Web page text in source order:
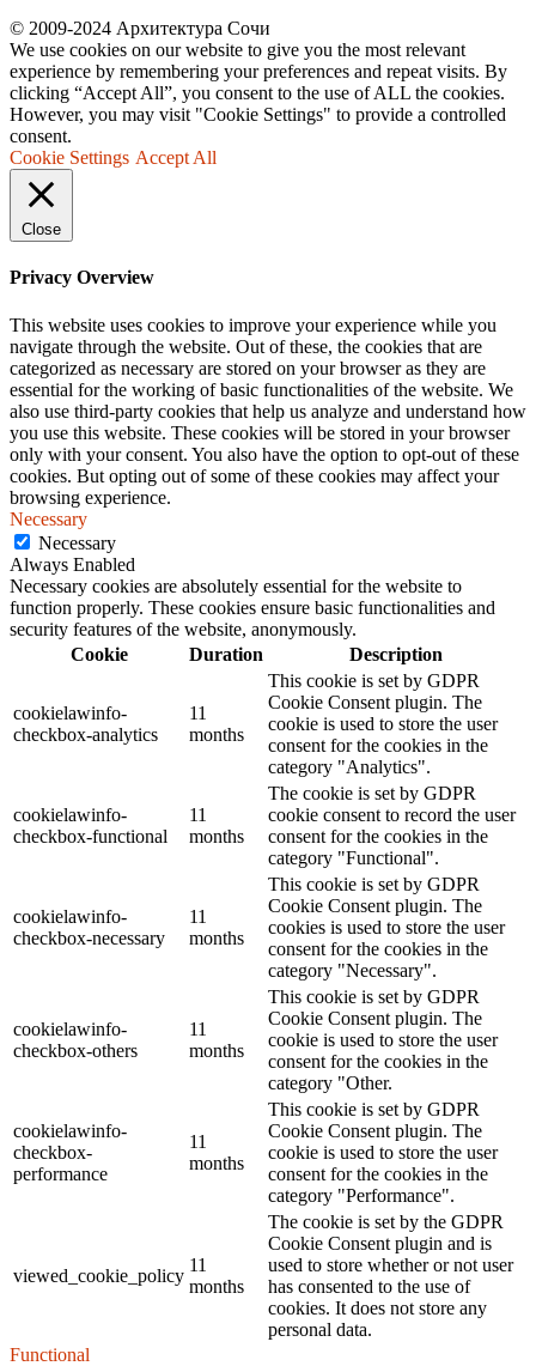
© 2009-2024 Архитектура Сочи
We use cookies on our website to give you the most relevant
experience by remembering your preferences and repeat visits. By
clicking “Accept All”, you consent to the use of ALL the cookies.
However, you may visit "Cookie Settings" to provide a controlled
consent.
Cookie Settings Accept All
Close
Privacy Overview
This website uses cookies to improve your experience while you
navigate through the website. Out of these, the cookies that are
categorized as necessary are stored on your browser as they are
essential for the working of basic functionalities of the website. We
also use third-party cookies that help us analyze and understand how
you use this website. These cookies will be stored in your browser
only with your consent. You also have the option to opt-out of these
cookies. But opting out of some of these cookies may affect your
browsing experience.
Necessary
Necessary
Always Enabled
Necessary cookies are absolutely essential for the website to
function properly. These cookies ensure basic functionalities and
security features of the website, anonymously.
Cookie
Duration Description
cookielawinfo-
checkbox-analytics
11
months
This cookie is set by GDPR
Cookie Consent plugin. The
cookie is used to store the user
consent for the cookies in the
category "Analytics".
cookielawinfo-
checkbox-functional
11
months
The cookie is set by GDPR
cookie consent to record the user
consent for the cookies in the
category "Functional".
cookielawinfo-
checkbox-necessary
11
months
This cookie is set by GDPR
Cookie Consent plugin. The
cookies is used to store the user
consent for the cookies in the
category "Necessary".
cookielawinfo-
checkbox-others
11
months
This cookie is set by GDPR
Cookie Consent plugin. The
cookie is used to store the user
consent for the cookies in the
category "Other.
cookielawinfo-
checkbox-
performance
11
months
This cookie is set by GDPR
Cookie Consent plugin. The
cookie is used to store the user
consent for the cookies in the
category "Performance".
viewed_cookie_policy
11
months
The cookie is set by the GDPR
Cookie Consent plugin and is
used to store whether or not user
has consented to the use of
cookies. It does not store any
personal data.
Functional